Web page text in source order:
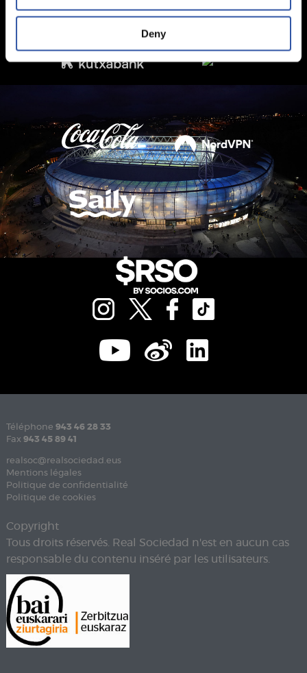
Deny
Téléphone 943 46 28 33
Fax 943 45 89 41
realsoc@realsociedad.eus
Mentions légales
Politique de confidentialité
Politique de cookies
Copyright
Tous droits réservés. Real Sociedad n'est en aucun cas
responsable du contenu inséré par les utilisateurs.